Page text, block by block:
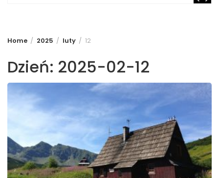
Home 2025 luty 12
Dzień: 2025-02-12